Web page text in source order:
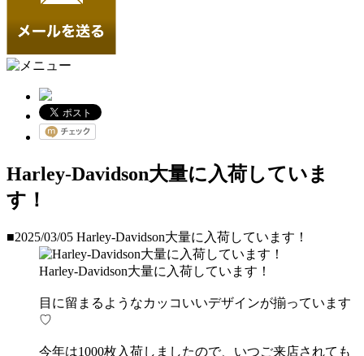
Harley-Davidson大量に入荷していま
す！
■2025/03/05 Harley-Davidson大量に入荷しています！
Harley-Davidson大量に入荷しています！
目に留まるようなカッコいいデザインが揃っています
♡
今年は1000枚入荷しましたので、いつご来店されても